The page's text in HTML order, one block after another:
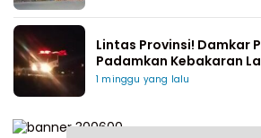
Lintas Provinsi! Damkar
Padamkan Kebakaran
1 minggu yang lalu